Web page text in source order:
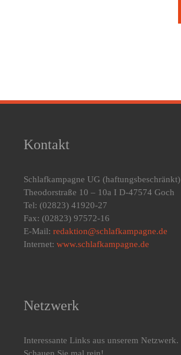
Kontakt
Schlafkampagne UG (haftungsbeschränkt)
Theodorstraße 10 – 10a I D-47574 Goch
Tel: (02823) 41920-27
Fax: (02823) 97572-16
E-Mail: redaktion@schlafkampagne.de
Internet: www.schlafkampagne.de
Netzwerk
Interessante Links aus unserem Netzwerk.
Schauen Sie mal rein!